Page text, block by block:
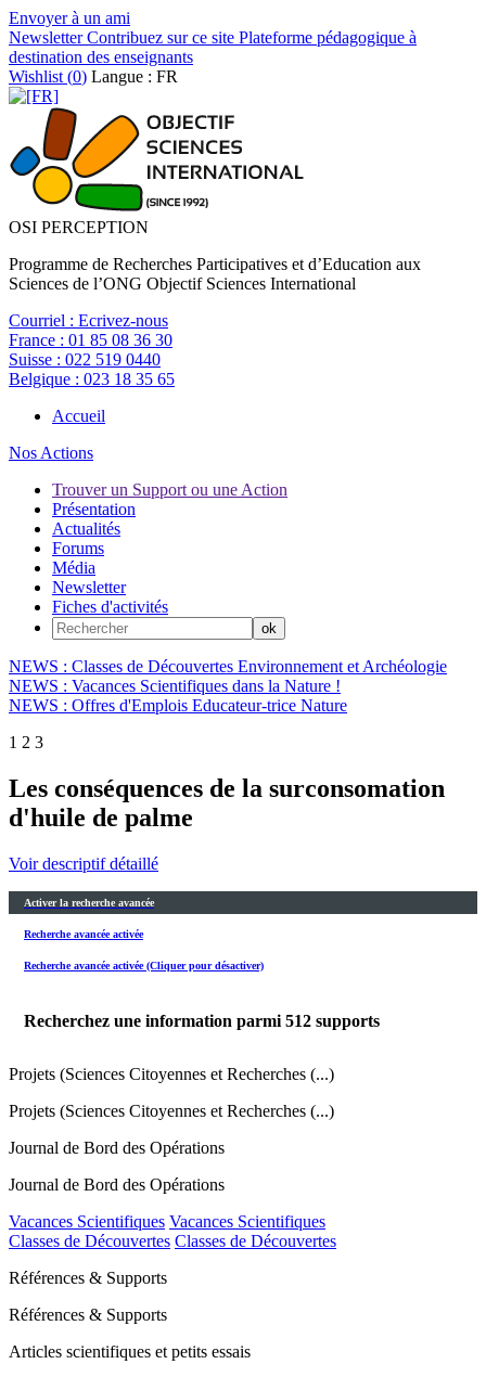
Envoyer à un ami
NewsletterContribuez sur ce site Plateforme pédagogique à
destination des enseignants
Wishlist (0) Langue : FR
OSI PERCEPTION
Programme de Recherches Participatives et d’Education aux
Sciences de l’ONG Objectif Sciences International
Courriel : Ecrivez-nous
France : 01 85 08 36 30
Suisse : 022 519 0440
Belgique : 023 18 35 65
Accueil
Nos Actions
Trouver un Support ou une Action
Présentation
Actualités
Forums
Média
Newsletter
Fiches d'activités
NEWS : Classes de Découvertes Environnement et Archéologie
NEWS : Vacances Scientifiques dans la Nature !
NEWS : Offres d'Emplois Educateur-trice Nature
1 2 3
Les conséquences de la surconsomation
d'huile de palme
Voir descriptif détaillé
Activer la recherche avancée
Recherche avancée activée
Recherche avancée activée (Cliquer pour désactiver)
Recherchez une information parmi 512 supports
Projets (Sciences Citoyennes et Recherches (...)
Projets (Sciences Citoyennes et Recherches (...)
Journal de Bord des Opérations
Journal de Bord des Opérations
Vacances Scientifiques Vacances Scientifiques
Classes de Découvertes Classes de Découvertes
Références & Supports
Références & Supports
Articles scientifiques et petits essais